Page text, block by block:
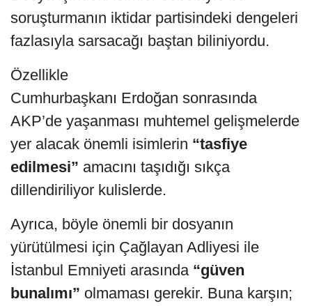
soruşturmanın iktidar partisindeki dengeleri
fazlasıyla sarsacağı baştan biliniyordu.
Özellikle
Cumhurbaşkanı Erdoğan sonrasında
AKP’de yaşanması muhtemel gelişmelerde
yer alacak önemli isimlerin “tasfiye
edilmesi” amacını taşıdığı sıkça
dillendiriliyor kulislerde.
Ayrıca, böyle önemli bir dosyanın
yürütülmesi için Çağlayan Adliyesi ile
İstanbul Emniyeti arasında “güven
bunalımı” olmaması gerekir. Buna karşın;